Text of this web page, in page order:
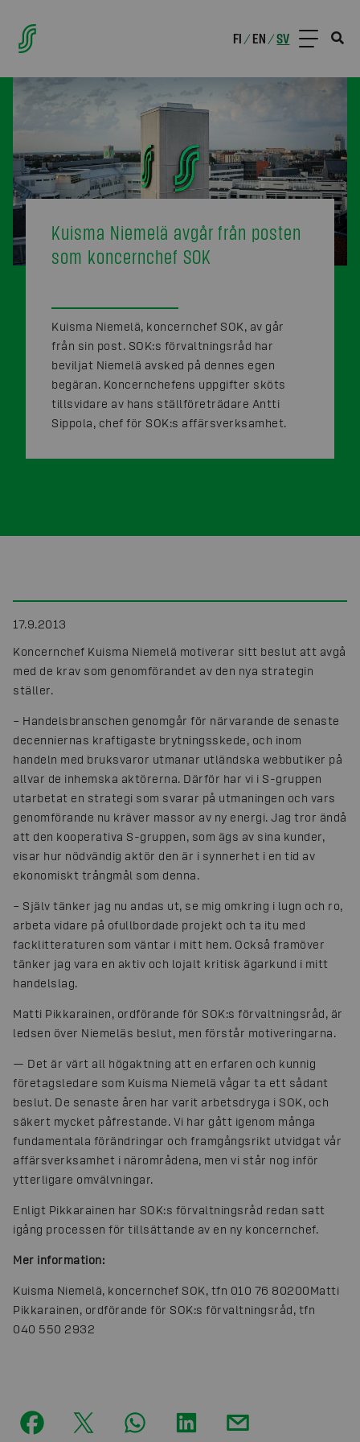
FI /EN /SV
Kuisma Niemelä avgår från posten
som koncernchef SOK
Kuisma Niemelä, koncernchef SOK, av går
från sin post. SOK:s förvaltningsråd har
beviljat Niemelä avsked på dennes egen
begäran. Koncernchefens uppgifter sköts
tillsvidare av hans ställföreträdare Antti
Sippola, chef för SOK:s affärsverksamhet.
17.9.2013
Koncernchef Kuisma Niemelä motiverar sitt beslut att avgå
med de krav som genomförandet av den nya strategin
ställer.
– Handelsbranschen genomgår för närvarande de senaste
decenniernas kraftigaste brytningsskede, och inom
handeln med bruksvaror utmanar utländska webbutiker på
allvar de inhemska aktörerna. Därför har vi i S-gruppen
utarbetat en strategi som svarar på utmaningen och vars
genomförande nu kräver massor av ny energi. Jag tror ändå
att den kooperativa S-gruppen, som ägs av sina kunder,
visar hur nödvändig aktör den är i synnerhet i en tid av
ekonomiskt trångmål som denna.
– Själv tänker jag nu andas ut, se mig omkring i lugn och ro,
arbeta vidare på ofullbordade projekt och ta itu med
facklitteraturen som väntar i mitt hem. Också framöver
tänker jag vara en aktiv och lojalt kritisk ägarkund i mitt
handelslag.
Matti Pikkarainen, ordförande för SOK:s förvaltningsråd, är
ledsen över Niemeläs beslut, men förstår motiveringarna.
— Det är värt all högaktning att en erfaren och kunnig
företagsledare som Kuisma Niemelä vågar ta ett sådant
beslut. De senaste åren har varit arbetsdryga i SOK, och
säkert mycket påfrestande. Vi har gått igenom många
fundamentala förändringar och framgångsrikt utvidgat vår
affärsverksamhet i närområdena, men vi står nog inför
ytterligare omvälvningar.
Enligt Pikkarainen har SOK:s förvaltningsråd redan satt
igång processen för tillsättande av en ny koncernchef.
Mer information:
Kuisma Niemelä, koncernchef SOK, tfn 010 76 80200Matti
Pikkarainen, ordförande för SOK:s förvaltningsråd, tfn
040 550 2932